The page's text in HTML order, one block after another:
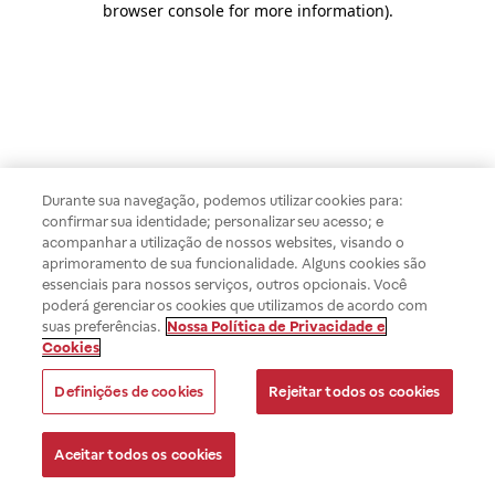
browser console for more information).
Durante sua navegação, podemos utilizar cookies para:
confirmar sua identidade; personalizar seu acesso; e
acompanhar a utilização de nossos websites, visando o
aprimoramento de sua funcionalidade. Alguns cookies são
essenciais para nossos serviços, outros opcionais. Você
poderá gerenciar os cookies que utilizamos de acordo com
suas preferências. Nossa Política de Privacidade e
Cookies
Definições de cookies Rejeitar todos os cookies
Aceitar todos os cookies